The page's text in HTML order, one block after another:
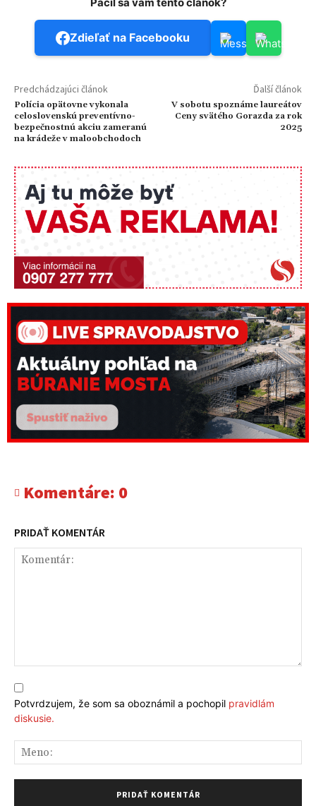
Páčil sa vám tento článok?
Zdieľať na Facebooku
Predchádzajúci článok
Polícia opätovne vykonala
celoslovenskú preventívno-
bezpečnostnú akciu zameranú
na krádeže v maloobchodoch
Ďalší článok
V sobotu spoznáme laureátov
Ceny svätého Gorazda za rok
2025
Komentáre: 0
PRIDAŤ KOMENTÁR
Potvrdzujem, že som sa oboznámil a pochopil pravidlám
diskusie.